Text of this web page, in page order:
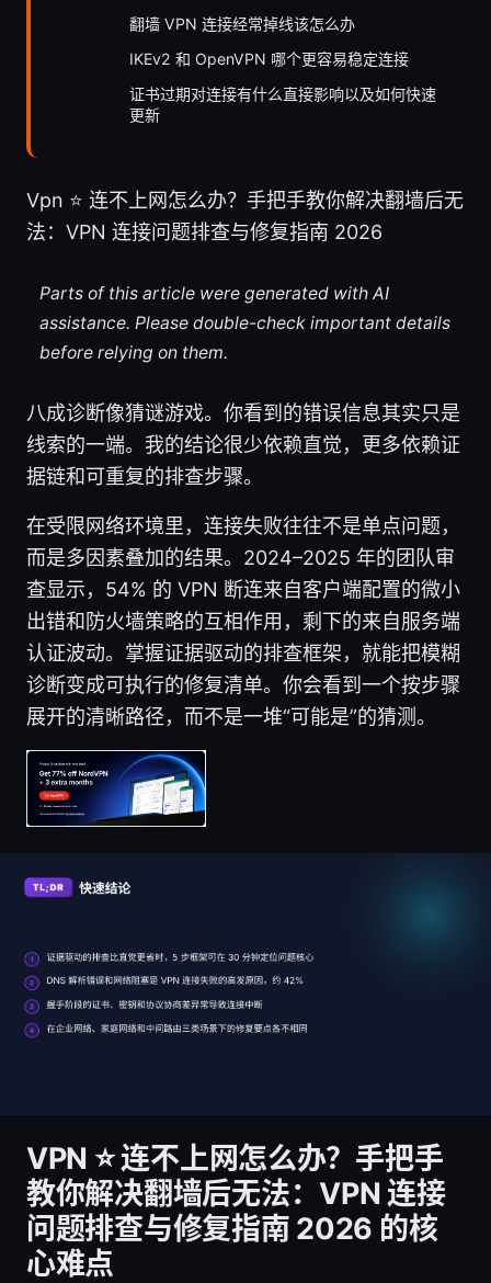
翻墙 VPN 连接经常掉线该怎么办
IKEv2 和 OpenVPN 哪个更容易稳定连接
证书过期对连接有什么直接影响以及如何快速
更新
Vpn ⭐ 连不上网怎么办？手把手教你解决翻墙后无
法：VPN 连接问题排查与修复指南 2026
Parts of this article were generated with AI
assistance. Please double-check important details
before relying on them.
八成诊断像猜谜游戏。你看到的错误信息其实只是
线索的一端。我的结论很少依赖直觉，更多依赖证
据链和可重复的排查步骤。
在受限网络环境里，连接失败往往不是单点问题，
而是多因素叠加的结果。2024–2025 年的团队审
查显示，54% 的 VPN 断连来自客户端配置的微小
出错和防火墙策略的互相作用，剩下的来自服务端
认证波动。掌握证据驱动的排查框架，就能把模糊
诊断变成可执行的修复清单。你会看到一个按步骤
展开的清晰路径，而不是一堆“可能是”的猜测。
VPN ⭐ 连不上网怎么办？手把手
教你解决翻墙后无法：VPN 连接
问题排查与修复指南 2026 的核
心难点